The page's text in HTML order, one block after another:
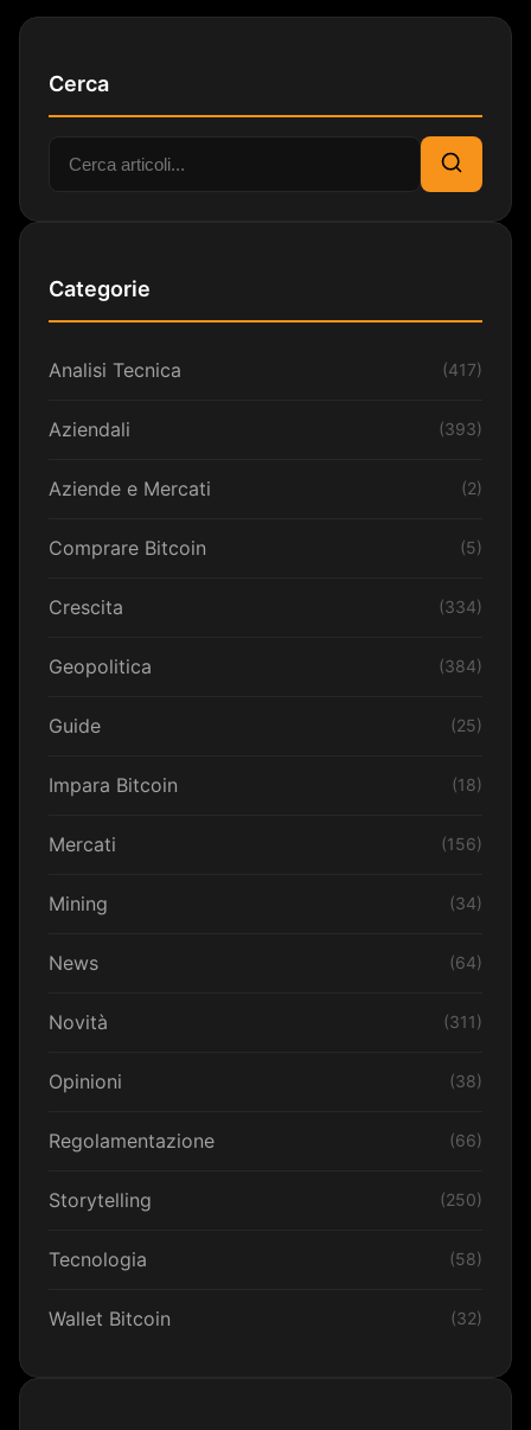
Cerca
Cerca:
Cerca
Categorie
Analisi Tecnica (417)
Aziendali (393)
Aziende e Mercati (2)
Comprare Bitcoin (5)
Crescita (334)
Geopolitica (384)
Guide (25)
Impara Bitcoin (18)
Mercati (156)
Mining (34)
News (64)
Novità (311)
Opinioni (38)
Regolamentazione (66)
Storytelling (250)
Tecnologia (58)
Wallet Bitcoin (32)